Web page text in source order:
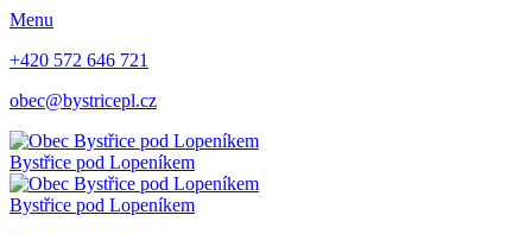
Menu
+420 572 646 721
obec@bystricepl.cz
Bystřice pod Lopeníkem
Bystřice pod Lopeníkem